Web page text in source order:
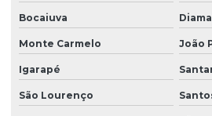
Bocaiuva
Monte Carmelo João
Igarapé
São Lourenço